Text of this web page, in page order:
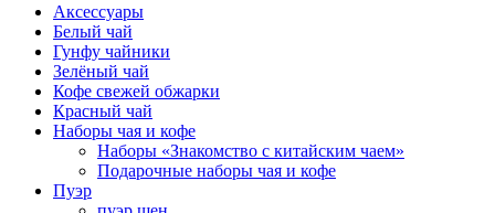
Аксессуары
Белый чай
Гунфу чайники
Зелёный чай
Кофе свежей обжарки
Красный чай
Наборы чая и кофе
Наборы «Знакомство с китайским чаем»
Подарочные наборы чая и кофе
Пуэр